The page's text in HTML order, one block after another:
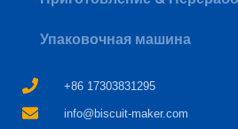
Упаковочная машина
+86 17303831295
info@biscuit-maker.com